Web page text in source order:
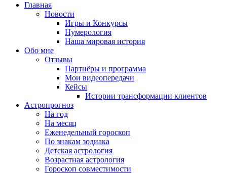
Главная
Новости
Игры и Конкурсы
Нумерология
Наша мировая история
Обо мне
Отзывы
Партнёры и программа
Мои видеопередачи
Кейсы
Истории трансформации клиентов
Астропрогноз
На год
На месяц
Еженедельный гороскоп
По знакам зодиака
Детская астрология
Возрастная астрология
Гороскоп совместимости